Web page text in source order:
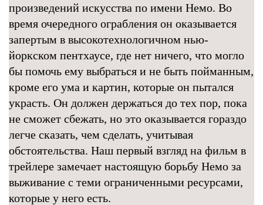
произведений искусства по имени Немо. Во
время очередного ограбления он оказывается
запертым в высокотехнологичном нью-
йоркском пентхаусе, где нет ничего, что могло
бы помочь ему выбраться и не быть пойманным,
кроме его ума и картин, которые он пытался
украсть. Он должен держаться до тех пор, пока
не сможет сбежать, но это оказывается гораздо
легче сказать, чем сделать, учитывая
обстоятельства. Наш первый взгляд на фильм в
трейлере замечает настоящую борьбу Немо за
выживание с теми ограниченными ресурсами,
которые у него есть.